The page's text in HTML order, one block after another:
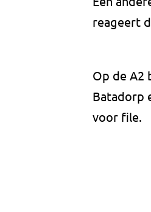
reageert
Op de A2
Batadorp
voor file.